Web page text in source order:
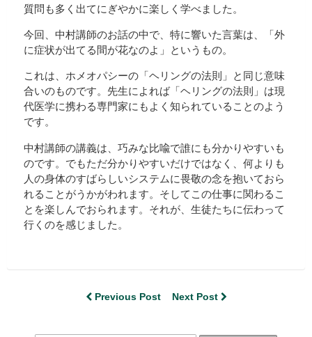
質問も多く出てにぎやかに楽しく学べました。
今回、中村講師のお話の中で、特に響いた言葉は、「外
に症状が出てる間が花なのよ」というもの。
これは、ホメオパシーの「ヘリングの法則」と同じ意味
合いのものです。先生によれば「ヘリングの法則」は現
代医学に携わる専門家にもよく知られていることのよう
です。
中村講師の講義は、巧みな比喩で誰にも分かりやすいも
のです。でもただ分かりやすいだけではなく、何よりも
人の身体のすばらしいシステムに畏敬の念を抱いておら
れることがうかがわれます。そしてこの仕事に関わるこ
とを楽しんでおられます。それが、生徒たちに伝わって
行くのを感じました。
Previous Post Next Post